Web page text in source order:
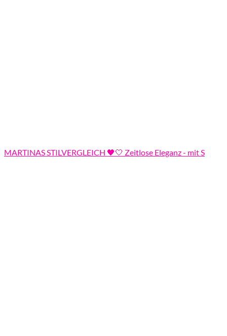
MARTINAS STILVERGLEICH 🖤🤍 Zeitlose Eleganz - mit S